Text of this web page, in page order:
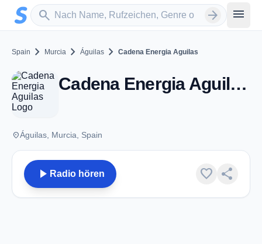
Zum Hauptinhalt springen
search
Sender suchen arrow_forward menu
Spain chevron_right Murcia chevron_right Águilas chevron_right Cadena Energia Aguilas
Cadena Energia Aguilas - FM 99.1 - Águilas
placeÁguilas, Murcia, Spain
play_arrow Radio hören favorite share